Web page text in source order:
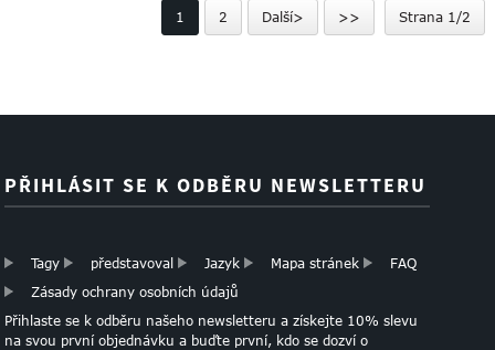
pytlů Cu ...
1 2 Další> >> Strana 1/2
PŘIHLÁSIT SE K ODBĚRU NEWSLETTERU
Tagy představoval Jazyk Mapa stránek
FAQ
Zásady ochrany osobních údajů
Přihlaste se k odběru našeho newsletteru a získejte 10% slevu
na svou první objednávku a buďte první, kdo se dozví o